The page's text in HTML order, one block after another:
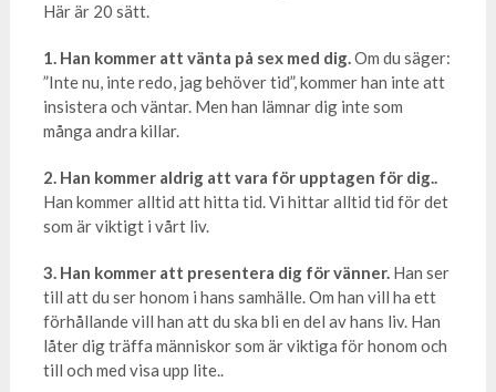
Här är 20 sätt.
1. Han kommer att vänta på sex med dig.Om du säger:
”Inte nu, inte redo, jag behöver tid”, kommer han inte att
insistera och väntar. Men han lämnar dig inte som
många andra killar.
2. Han kommer aldrig att vara för upptagen för dig..
Han kommer alltid att hitta tid. Vi hittar alltid tid för det
som är viktigt i vårt liv.
3. Han kommer att presentera dig för vänner.Han ser
till att du ser honom i hans samhälle. Om han vill ha ett
förhållande vill han att du ska bli en del av hans liv. Han
låter dig träffa människor som är viktiga för honom och
till och med visa upp lite..